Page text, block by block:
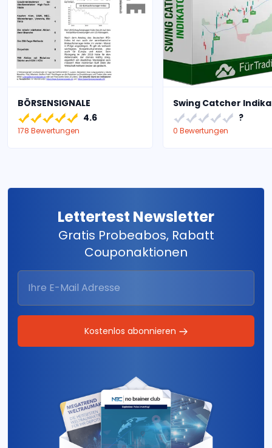
BÖRSENSIGNALE
4.6
178 Bewertungen
Swing Catcher
?
0 Bewertungen
Lettertest Newsletter
Gratis Probeabos, Rabatt
Couponaktionen
Kostenlos abonnieren